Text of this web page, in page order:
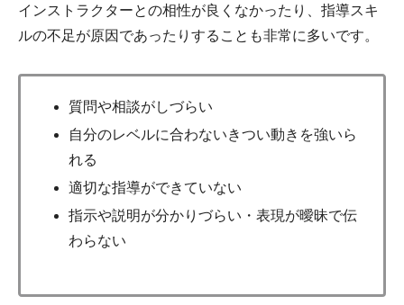
インストラクターとの相性が良くなかったり、指導スキ
ルの不足が原因であったりすることも非常に多いです。
質問や相談がしづらい
自分のレベルに合わないきつい動きを強いら
れる
適切な指導ができていない
指示や説明が分かりづらい・表現が曖昧で伝
わらない